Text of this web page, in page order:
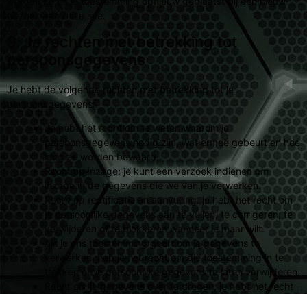
9. Je rechten met betrekking tot
persoonsgegevens
Je hebt de volgende rechten met betrekking tot je
persoonsgegevens:
Je hebt het recht om te weten waarom je
persoonsgegevens nodig zijn, wat ermee gebeurt en hoe
lang ze worden bewaard.
Recht op inzage: je kunt een verzoek indienen om
inzage in de gegevens die we van je verwerken.
Recht op rectificatie en aanvulling: je hebt het recht om
je persoonlijke gegevens aan te vullen, te corrigeren, te
verwijderen of te blokkeren wanneer je maar wilt.
Als je ons toestemming geeft om je gegevens te
verwerken, heb je het recht om die toestemming in te
trekken en je persoonlijke gegevens te laten verwijderen.
Recht om je gegevens over te dragen: je hebt het recht